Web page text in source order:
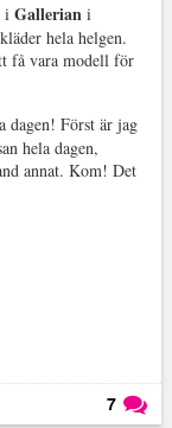
i Galleriani
hela helgen.
få vara modell för
dagen! Först är jag
hela dagen,
annat. Kom! Det
7